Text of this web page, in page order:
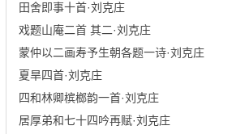
田舍即事十首·刘克庄
戏题山庵二首 其二·刘克庄
蒙仲以二画寿予生朝各题一诗·刘克庄
夏旱四首·刘克庄
四和林卿槟榔韵一首·刘克庄
居厚弟和七十四吟再赋·刘克庄